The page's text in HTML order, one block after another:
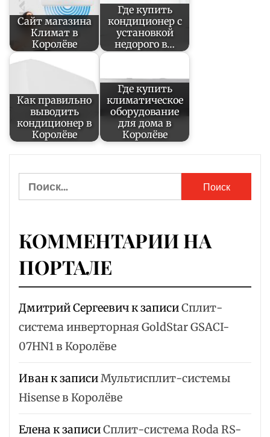
Сайт магазина
Климат в
Королёве
Где купить
кондиционер с
установкой
недорого в…
Как правильно
выводить
кондиционер в
Королёве
Где купить
климатическое
оборудование
для дома в
Королёве
Найти:
КОММЕНТАРИИ НА
ПОРТАЛЕ
Дмитрий Сергеевичк записиСплит-
система инверторная GoldStar GSACI-
07HN1 в Королёве
Иванк записиМультисплит-системы
Hisense в Королёве
Еленак записиСплит-система Roda RS-